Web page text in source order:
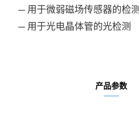
─ 用于微弱磁场传感器的检测
─ 用于光电晶体管的光检测
产品参数